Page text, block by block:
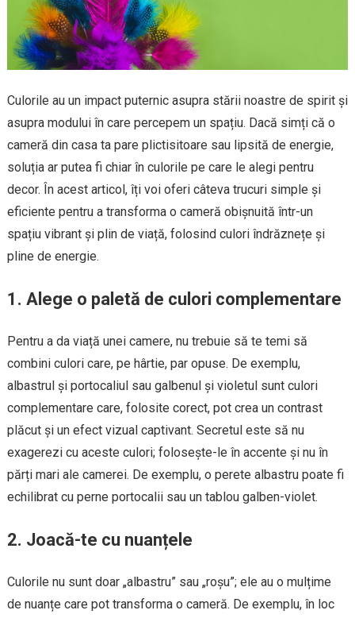
Culorile au un impact puternic asupra stării noastre de spirit și
asupra modului în care percepem un spațiu. Dacă simți că o
cameră din casa ta pare plictisitoare sau lipsită de energie,
soluția ar putea fi chiar în culorile pe care le alegi pentru
decor. În acest articol, îți voi oferi câteva trucuri simple și
eficiente pentru a transforma o cameră obișnuită într-un
spațiu vibrant și plin de viață, folosind culori îndrăznețe și
pline de energie.
1. Alege o paletă de culori complementare
Pentru a da viață unei camere, nu trebuie să te temi să
combini culori care, pe hârtie, par opuse. De exemplu,
albastrul și portocaliul sau galbenul și violetul sunt culori
complementare care, folosite corect, pot crea un contrast
plăcut și un efect vizual captivant. Secretul este să nu
exagerezi cu aceste culori; folosește-le în accente și nu în
părți mari ale camerei. De exemplu, o perete albastru poate fi
echilibrat cu perne portocalii sau un tablou galben-violet.
2. Joacă-te cu nuanțele
Culorile nu sunt doar „albastru” sau „roșu”; ele au o mulțime
de nuanțe care pot transforma o cameră. De exemplu, în loc